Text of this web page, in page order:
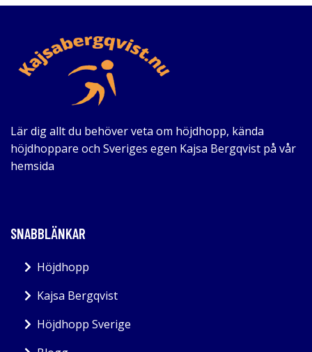
Lär dig allt du behöver veta om höjdhopp, kända
höjdhoppare och Sveriges egen Kajsa Bergqvist på vår
hemsida
SNABBLÄNKAR
Höjdhopp
Kajsa Bergqvist
Höjdhopp Sverige